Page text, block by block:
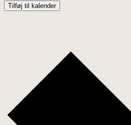
Tilføj til kalender